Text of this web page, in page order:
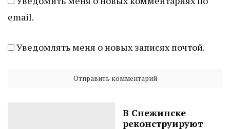
email.
Уведомлять меня о новых записях почтой.
В Снежинске
реконструируют